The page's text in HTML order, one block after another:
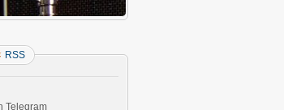
RSS